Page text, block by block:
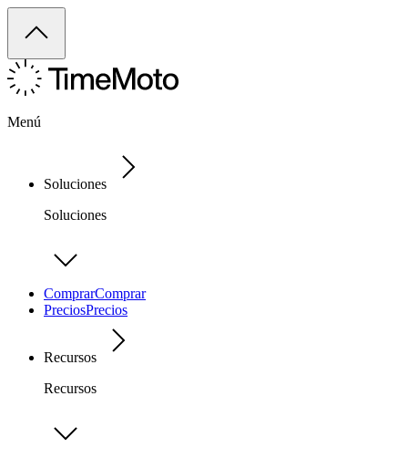
Menú
Soluciones
Soluciones
ComprarComprar
PreciosPrecios
Recursos
Recursos